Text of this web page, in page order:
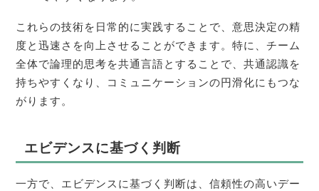
これらの技術を日常的に実践することで、意思決定の精
度と迅速さを向上させることができます。特に、チーム
全体で論理的思考を共通言語とすることで、共通認識を
持ちやすくなり、コミュニケーションの円滑化にもつな
がります。
エビデンスに基づく判断
一方で、エビデンスに基づく判断は、信頼性の高いデー